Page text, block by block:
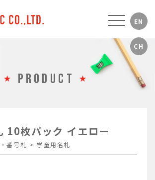
PRODUCT
10枚パック イエロー
番号札 > 学童用名札